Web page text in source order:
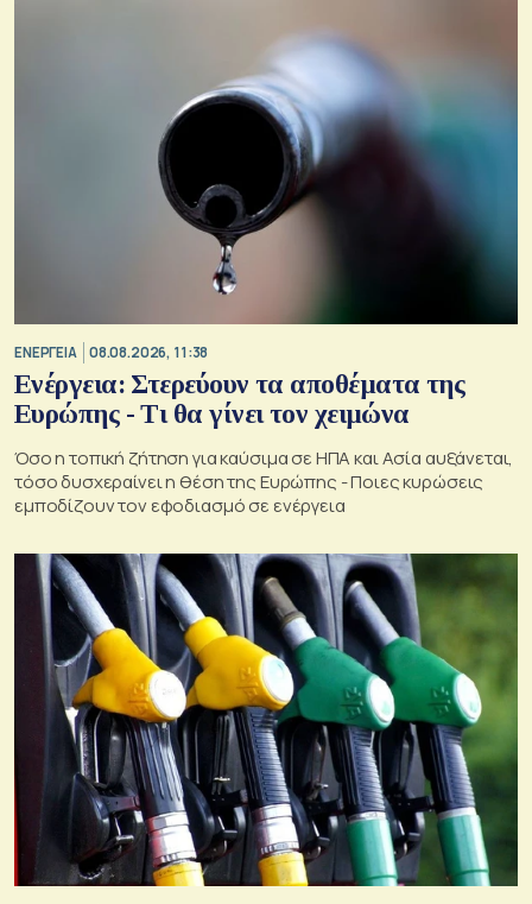
ΕΝΕΡΓΕΙΑ 08.08.2026, 11:38
Ενέργεια: Στερεύουν τα αποθέματα της
Ευρώπης - Τι θα γίνει τον χειμώνα
Όσο η τοπική ζήτηση για καύσιμα σε ΗΠΑ και Ασία αυξάνεται,
τόσο δυσχεραίνει η θέση της Ευρώπης - Ποιες κυρώσεις
εμποδίζουν τον εφοδιασμό σε ενέργεια